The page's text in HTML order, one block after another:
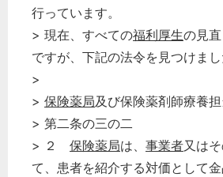
行っています。
> 現在、すべての福利厚生の見
ですが、下記の法令を見つけまし
>
> 保険薬局及び保険薬剤師療養
> 第二条の三の二
> ２ 保険薬局は、 事業者又は
て、患者を紹介する対価として